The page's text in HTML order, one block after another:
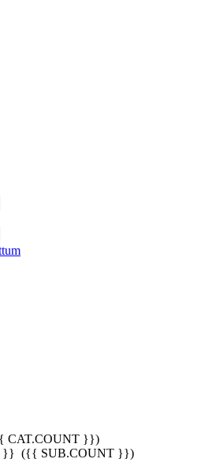
CAT.COUNT }})
}} ({{ SUB.COUNT }})